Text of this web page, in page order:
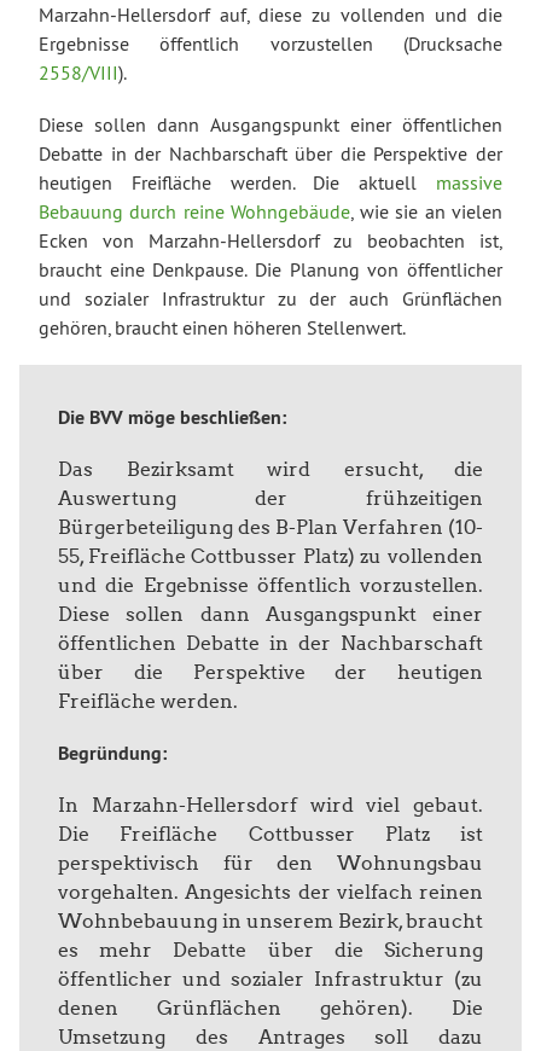
Marzahn-Hellersdorf auf, diese zu vollenden und die
Ergebnisse öffentlich vorzustellen (Drucksache
2558/VIII).
Diese sollen dann Ausgangspunkt einer öffentlichen
Debatte in der Nachbarschaft über die Perspektive der
heutigen Freifläche werden. Die aktuell massive
Bebauung durch reine Wohngebäude , wie sie an vielen
Ecken von Marzahn-Hellersdorf zu beobachten ist,
braucht eine Denkpause. Die Planung von öffentlicher
und sozialer Infrastruktur zu der auch Grünflächen
gehören, braucht einen höheren Stellenwert.
Die BVV möge beschließen:
Das Bezirksamt wird ersucht, die
Auswertung der frühzeitigen
Bürgerbeteiligung des B-Plan Verfahren (10-
55, Freifläche Cottbusser Platz) zu vollenden
und die Ergebnisse öffentlich vorzustellen.
Diese sollen dann Ausgangspunkt einer
öffentlichen Debatte in der Nachbarschaft
über die Perspektive der heutigen
Freifläche werden.
Begründung:
In Marzahn-Hellersdorf wird viel gebaut.
Die Freifläche Cottbusser Platz ist
perspektivisch für den Wohnungsbau
vorgehalten. Angesichts der vielfach reinen
Wohnbebauung in unserem Bezirk, braucht
es mehr Debatte über die Sicherung
öffentlicher und sozialer Infrastruktur (zu
denen Grünflächen gehören). Die
Umsetzung des Antrages soll dazu